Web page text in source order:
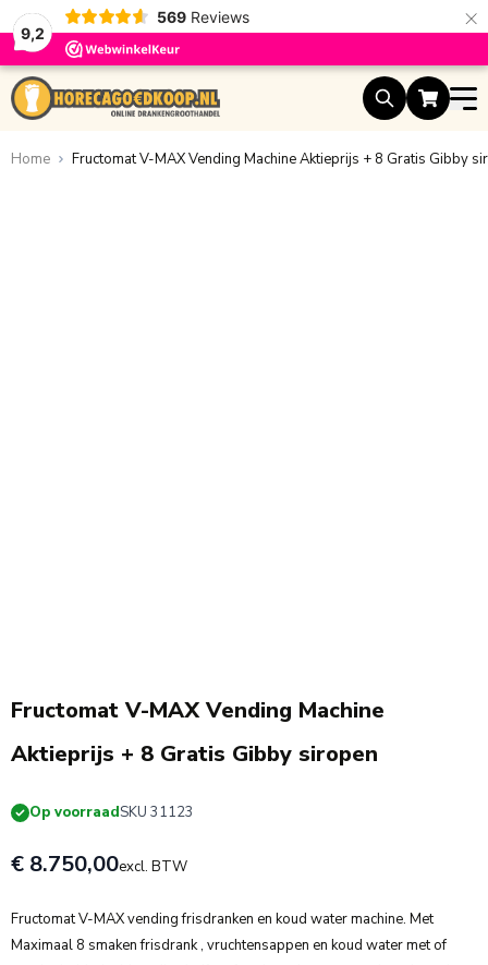
9,2
569 Reviews ×
Ga naar de inhoud
Home Fructomat V-MAX Vending Machine Aktieprijs + 8 Gratis Gibby
Fructomat V-MAX Vending Machine
Aktieprijs + 8 Gratis Gibby siropen
Op voorraadSKU 31123
€ 8.750,00excl. BTW
Fructomat V-MAX vending frisdranken en koud water machine. Met
Maximaal 8 smaken frisdrank , vruchtensappen en koud water met of